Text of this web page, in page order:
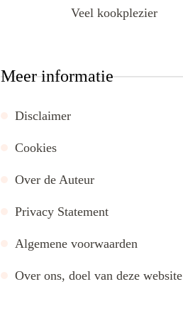
Veel kookplezier
Meer informatie
Disclaimer
Cookies
Over de Auteur
Privacy Statement
Algemene voorwaarden
Over ons, doel van deze website